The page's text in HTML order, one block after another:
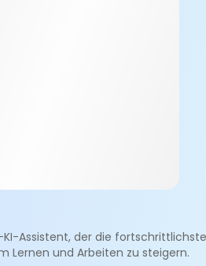
Assistent, der die
Lernen und Arbeiten zu steigern.